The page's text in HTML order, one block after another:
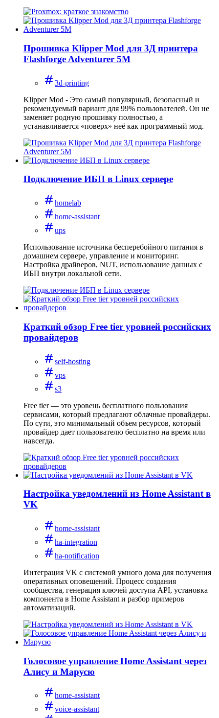
Прошивка Klipper Mod для 3Д принтера
Flashforge Adventurer 5M
3d-printing
Klipper Mod - Это самый популярный, безопасный и
рекомендуемый вариант для 99% пользователей. Он не
заменяет родную прошивку полностью, а
устанавливается «поверх» неё как программный мод.
Подключение ИБП в Linux сервере
homelab
home-assistant
ups
Использование источника бесперебойного питания в
домашнем сервере, управление и мониторинг.
Настройка драйверов, NUT, использование данных с
ИБП внутри локальной сети.
Краткий обзор Free tier уровней российских
провайдеров
self-hosting
vps
s3
Free tier — это уровень бесплатного пользования
сервисами, который предлагают облачные провайдеры.
По сути, это минимальный объем ресурсов, который
провайдер дает пользователю бесплатно на время или
навсегда.
Настройка уведомлений из Home Assistant в
VK
home-assistant
ha-integration
ha-notification
Интеграция VK с системой умного дома для получения
оперативных оповещений. Процесс создания
сообщества, генерация ключей доступа API, установка
компонента в Home Assistant и разбор примеров
автоматизаций.
Голосовое управление Home Assistant через
Алису и Марусю
home-assistant
voice-assistant